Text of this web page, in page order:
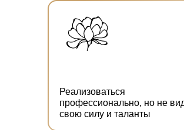
Реализоваться
профессионально, но не
свою силу и таланты